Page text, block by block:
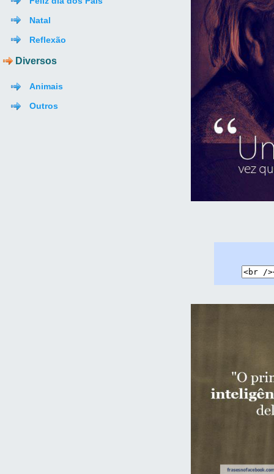
Natal
Reflexão
Diversos
Animais
Outros